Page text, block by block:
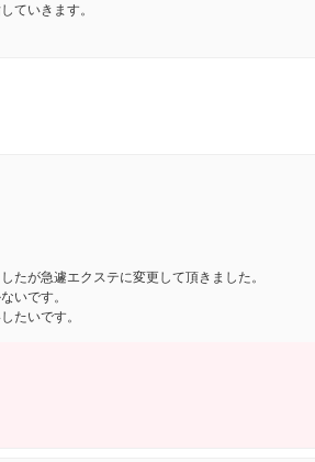
ていきます。
たが急遽エクステに変更して頂きました。
いです。
たいです。